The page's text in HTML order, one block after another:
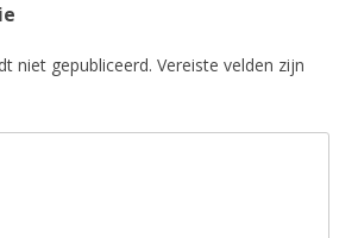
niet gepubliceerd. Vereiste velden zijn